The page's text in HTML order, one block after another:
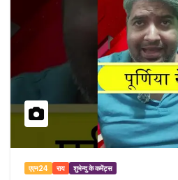
एएन24 राय शुभेन्दु के कमेंट्स